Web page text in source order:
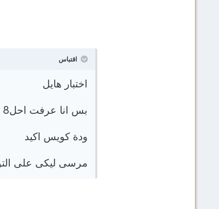
اقتباس
اختبار هايل
بس انا عرفت احل8
ودة كويس اكيد
مرسى ليكى على